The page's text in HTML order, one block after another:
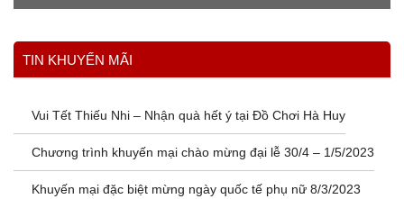
Xem thêm
TIN KHUYẾN MÃI
Vui Tết Thiếu Nhi – Nhận quà hết ý tại Đồ Chơi Hà Huy
Chương trình khuyến mại chào mừng đại lễ 30/4 – 1/5/2023
Khuyến mại đặc biệt mừng ngày quốc tế phụ nữ 8/3/2023